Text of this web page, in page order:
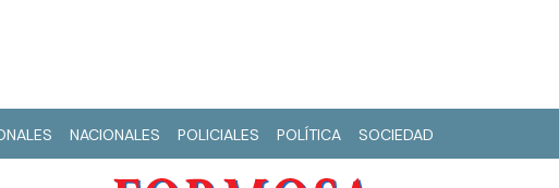
NACIONALES POLICIALES POLÍTICA SOCIEDAD